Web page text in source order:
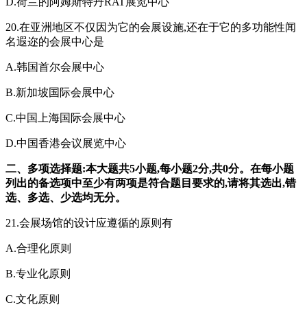
20.在亚洲地区不仅因为它的会展设施,还在于它的多功能性闻
名遐迩的会展中心是
A.韩国首尔会展中心
B.新加坡国际会展中心
C.中国上海国际会展中心
D.中国香港会议展览中心
二、多项选择题:本大题共5小题,每小题2分,共0分。在每小题
列出的备选项中至少有两项是符合题目要求的,请将其选出,错
选、多选、少选均无分。
21.会展场馆的设计应遵循的原则有
A.合理化原则
B.专业化原则
C.文化原则